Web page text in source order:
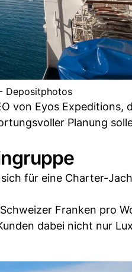
Depositphotos
von Eyos Expeditions,
Planung
für eine Charter-
Franken pro
dabei nicht nur